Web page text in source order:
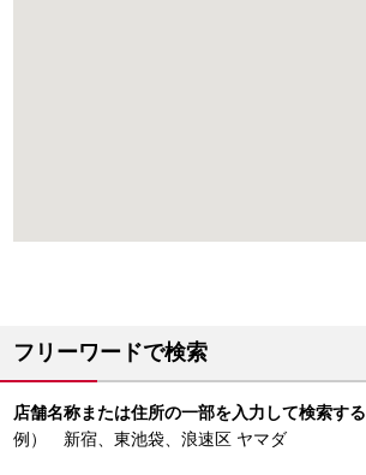
フリーワードで検索
店舗名称または住所の一部を入力して検索する
例） 新宿、東池袋、浪速区 ヤマダ